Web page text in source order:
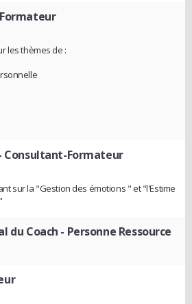
les thèmes de :
Consultant-Formateur
sur la "Gestion des émotions " et "l'Estime
du Coach - Personne Ressource